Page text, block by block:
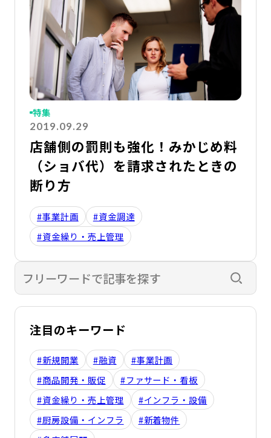
2019.09.29
特集
店舗側の罰則も強化！みかじめ料
（ショバ代）を請求されたときの
断り方
#事業計画
#資金調達
#資金繰り・売上管理
検索す
注目のキーワード
#新規開業 #融資
#事業計画
#商品開発・販促
#ファサード・看板
#資金繰り・売上管理
#インフラ・設備
#厨房設備・インフラ
#新着物件